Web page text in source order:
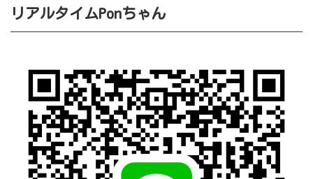
リアルタイムPonちゃん